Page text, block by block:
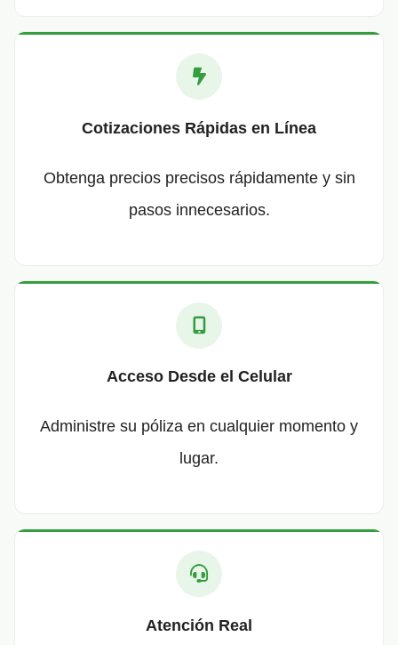
Cotizaciones Rápidas en Línea
Obtenga precios precisos rápidamente y sin
pasos innecesarios.
Acceso Desde el Celular
Administre su póliza en cualquier momento y
lugar.
Atención Real